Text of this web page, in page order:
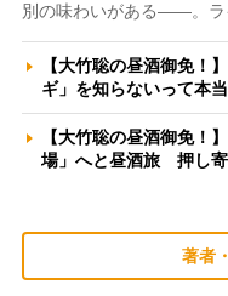
別の味わいがある――。
【大竹聡の昼酒御免！
ギ」を知らないって
【大竹聡の昼酒御免！
場」へと昼酒旅 押し
著者